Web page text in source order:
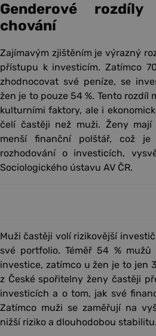
Genderové
chování
Zajímavým zjištěním je výrazný
přístupu k investicím. Zatímco
zhodnocovat své peníze, se
žen je to pouze 54 %. Tento rozdíl
kulturními faktory, ale i
čelí častěji než muži. Ženy
menší finanční polštář, což je
rozhodování o investicích,
Sociologického ústavu AV ČR.
Muži častěji volí rizikovější
své portfolio. Téměř 54 %
investice, zatímco u žen je to jen
z České spořitelny ženy častěji
investicích a o tom, jak své
Zatímco muži se zaměřují na
nižší riziko a dlouhodobou stabilitu.